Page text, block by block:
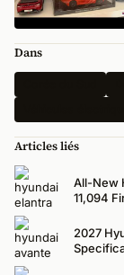
Dans
Articles liés
All-New
11,094
2027